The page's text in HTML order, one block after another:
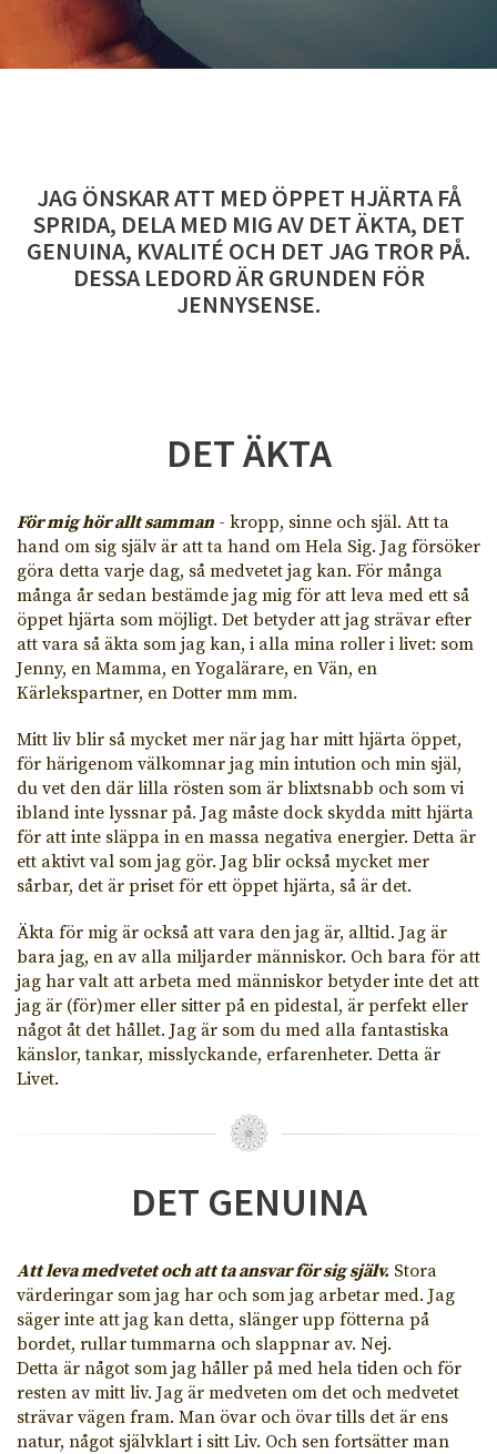
JAG ÖNSKAR ATT MED ÖPPET HJÄRTA FÅ
SPRIDA, DELA MED MIG AV DET ÄKTA, DET
GENUINA, KVALITÉ OCH DET JAG TROR PÅ.
DESSA LEDORD ÄR GRUNDEN FÖR
JENNYSENSE.
DET ÄKTA
För mig hör allt samman- kropp, sinne och själ. Att ta
hand om sig själv är att ta hand om Hela Sig. Jag försöker
göra detta varje dag, så medvetet jag kan. För många
många år sedan bestämde jag mig för att leva med ett så
öppet hjärta som möjligt. Det betyder att jag strävar efter
att vara så äkta som jag kan, i alla mina roller i livet: som
Jenny, en Mamma, en Yogalärare, en Vän, en
Kärlekspartner, en Dotter mm mm.
Mitt liv blir så mycket mer när jag har mitt hjärta öppet,
för härigenom välkomnar jag min intution och min själ,
du vet den där lilla rösten som är blixtsnabb och som vi
ibland inte lyssnar på. Jag måste dock skydda mitt hjärta
för att inte släppa in en massa negativa energier. Detta är
ett aktivt val som jag gör. Jag blir också mycket mer
sårbar, det är priset för ett öppet hjärta, så är det.
Äkta för mig är också att vara den jag är, alltid. Jag är
bara jag, en av alla miljarder människor. Och bara för att
jag har valt att arbeta med människor betyder inte det att
jag är (för)mer eller sitter på en pidestal, är perfekt eller
något åt det hållet. Jag är som du med alla fantastiska
känslor, tankar, misslyckande, erfarenheter. Detta är
Livet.
DET GENUINA
Att leva medvetet och att ta ansvar för sig själv. Stora
värderingar som jag har och som jag arbetar med. Jag
säger inte att jag kan detta, slänger upp fötterna på
bordet, rullar tummarna och slappnar av. Nej.
Detta är något som jag håller på med hela tiden och för
resten av mitt liv. Jag är medveten om det och medvetet
strävar vägen fram. Man övar och övar tills det är ens
natur, något självklart i sitt Liv. Och sen fortsätter man